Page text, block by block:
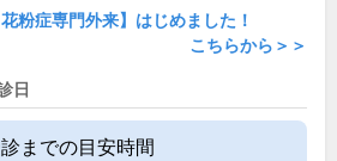
花粉症専門外来】はじめました！
こちらから＞＞
日
までの目安時間